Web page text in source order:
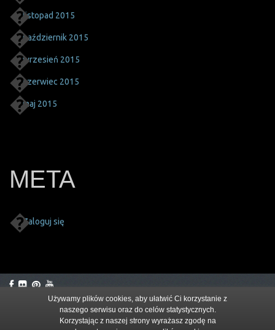
listopad 2015
październik 2015
wrzesień 2015
czerwiec 2015
maj 2015
META
Zaloguj się
Używamy plików cookies, aby ułatwić Ci korzystanie z
naszego serwisu oraz do celów statystycznych.
Korzystając z naszej strony wyrażasz zgodę na